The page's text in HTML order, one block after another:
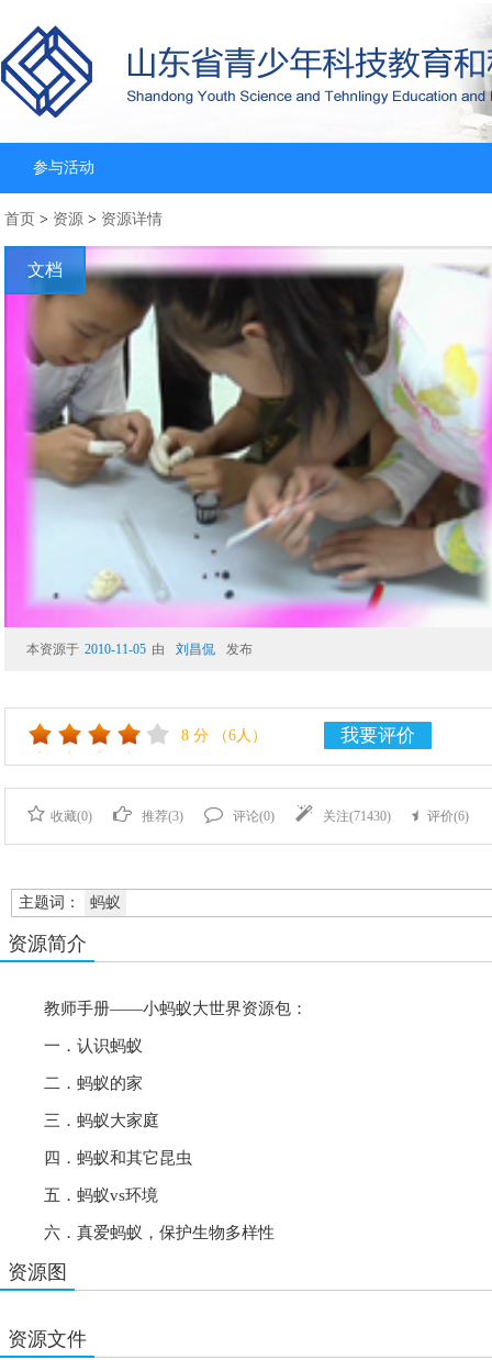
参与活动
首页 > 资源 > 资源详情
本资源于 2010-11-05 由 刘昌侃 发布
文档
8 分 （6人） 我要评价
收藏(0) 推荐(3) 评论(0) 关注(71430) 评价(6)
主题词： 蚂蚁
资源简介
教师手册——小蚂蚁大世界资源包：
一．认识蚂蚁
二．蚂蚁的家
三．蚂蚁大家庭
四．蚂蚁和其它昆虫
五．蚂蚁vs环境
六．真爱蚂蚁，保护生物多样性
资源图
资源文件